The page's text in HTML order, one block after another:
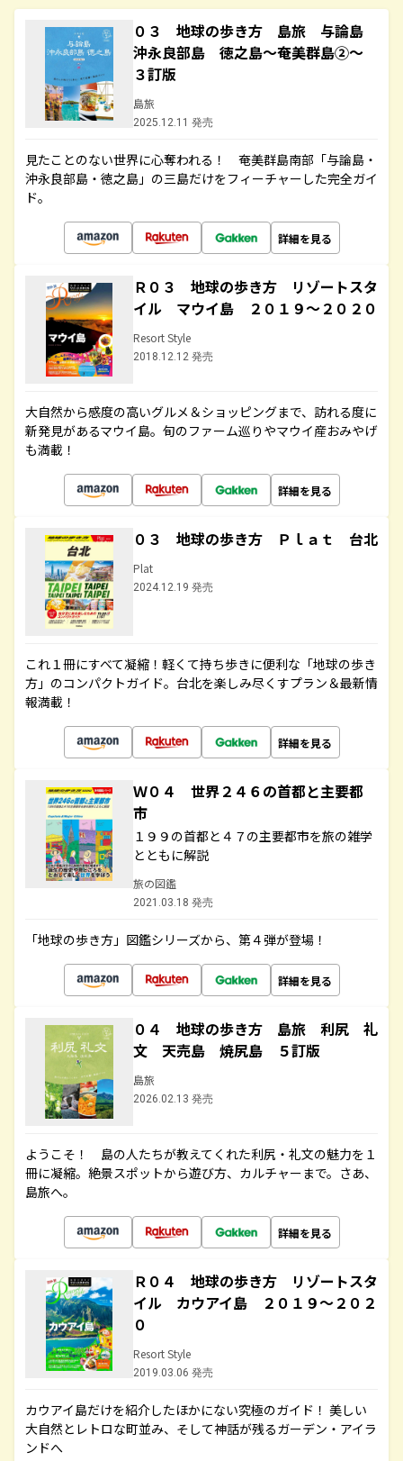
０３ 地球の歩き方 島旅 与論島
沖永良部島 徳之島～奄美群島②～
３訂版
島旅
2025.12.11 発売
見たことのない世界に心奪われる！ 奄美群島南部「与論島・
沖永良部島・徳之島」の三島だけをフィーチャーした完全ガイ
ド。
詳細を見る
Ｒ０３ 地球の歩き方 リゾートスタ
イル マウイ島 ２０１９～２０２０
Resort Style
2018.12.12 発売
大自然から感度の高いグルメ＆ショッピングまで、訪れる度に
新発見があるマウイ島。旬のファーム巡りやマウイ産おみやげ
も満載！
詳細を見る
０３ 地球の歩き方 Ｐｌａｔ 台北
Plat
2024.12.19 発売
これ１冊にすべて凝縮！軽くて持ち歩きに便利な「地球の歩き
方」のコンパクトガイド。台北を楽しみ尽くすプラン＆最新情
報満載！
詳細を見る
Ｗ０４ 世界２４６の首都と主要都
市
１９９の首都と４７の主要都市を旅の雑学
とともに解説
旅の図鑑
2021.03.18 発売
「地球の歩き方」図鑑シリーズから、第４弾が登場！
詳細を見る
０４ 地球の歩き方 島旅 利尻 礼
文 天売島 焼尻島 ５訂版
島旅
2026.02.13 発売
ようこそ！ 島の人たちが教えてくれた利尻・礼文の魅力を１
冊に凝縮。絶景スポットから遊び方、カルチャーまで。さあ、
島旅へ。
詳細を見る
Ｒ０４ 地球の歩き方 リゾートスタ
イル カウアイ島 ２０１９～２０２
０
Resort Style
2019.03.06 発売
カウアイ島だけを紹介したほかにない究極のガイド！ 美しい
大自然とレトロな町並み、そして神話が残るガーデン・アイラ
ンドへ